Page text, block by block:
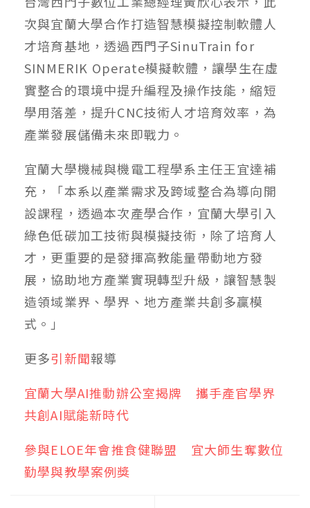
次與宜蘭大學合作打造智慧模擬控制軟體人
才培育基地，透過西門子SinuTrain for
SINMERIK Operate模擬軟體，讓學生在虛
實整合的環境中提升編程及操作技能，縮短
學用落差，提升CNC技術人才培育效率，為
產業發展儲備未來即戰力。
宜蘭大學機械與機電工程學系主任王宜達補
充，「本系以產業需求及跨域整合為導向開
設課程，透過本次產學合作，宜蘭大學引入
綠色低碳加工技術與模擬技術，除了培育人
才，更重要的是發揮高教能量帶動地方發
展，協助地方產業實現轉型升級，讓智慧製
造領域業界、學界、地方產業共創多贏模
式。」
更多引新聞報導
宜蘭大學AI推動辦公室揭牌 攜手產官學界
共創AI賦能新時代
參與ELOE年會推食健聯盟 宜大師生奪數位
勤學與教學案例獎